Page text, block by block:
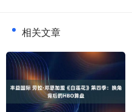
相关文章